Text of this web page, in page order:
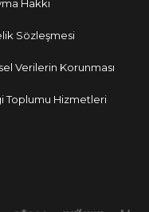
Hakkı
Sözleşmesi
Verilerin Korunması
Toplumu Hizmetleri